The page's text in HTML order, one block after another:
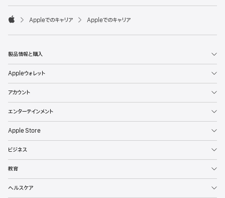
o
t
p
l
Appleでのキャリア Appleでのキャリア
製品情報と購入
Appleウォレット
アカウント
エンターテインメント
Apple Store
ビジネス
教育
ヘルスケア